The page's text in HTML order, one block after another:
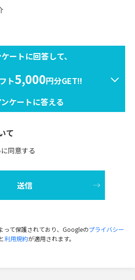
ートに回答して、
ト5,000円分GET!!
ケートに答える
て
同意する
って保護されており、Googleのプライバシー
と利用規約が適用されます。